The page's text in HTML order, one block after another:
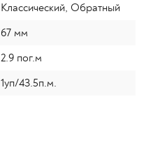
Классический, Обратный
67 мм
2.9 пог.м
1уп/43.5п.м.